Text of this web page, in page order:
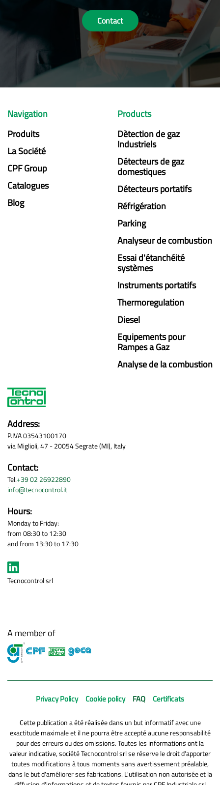
Contact
Address:
P.IVA 03543100170
via Miglioli, 47 - 20054 Segrate (MI), Italy
Contact:
Tel.+39 02 26922890
info@tecnocontrol.it
Hours:
Monday to Friday:
from 08:30 to 12:30
and from 13:30 to 17:30
Tecnocontrol srl
Navigation
Produits
La Société
CPF Group
Catalogues
Blog
Products
Dètection de gaz
Industriels
Détecteurs de gaz
domestiques
Détecteurs portatifs
Réfrigération
Parking
Analyseur de combustion
Essai d'étanchéité
systèmes
Instruments portatifs
Thermoregulation
Diesel
Equipements pour
Rampes a Gaz
Analyse de la combustion
A member of
Privacy Policy Cookie policy FAQ Certificats
Cette publication a été réalisée dans un but informatif avec une
exactitude maximale et il ne pourra être accepté aucune responsabilité
pour des erreurs ou des omissions. Toutes les informations ont la
valeur indicative, société Tecnocontrol srl se réserve le droit d'apporter
toutes modifications à tous moments sans avertissement préalable,
dans le but d'améliorer ses fabrications. L'utilisation non autorisée et la